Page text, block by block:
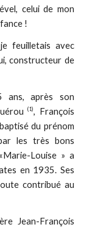
celui de mon
!
feuilletais avec
constructeur de
ans, après son
(1), François
du prénom
les très bons
Louise » a
en 1935. Ses
contribué au
Jean-François